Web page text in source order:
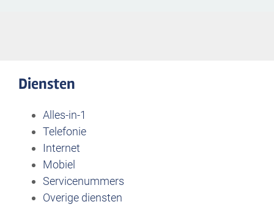
Diensten
Alles-in-1
Telefonie
Internet
Mobiel
Servicenummers
Overige diensten